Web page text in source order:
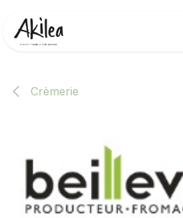
Crèmerie